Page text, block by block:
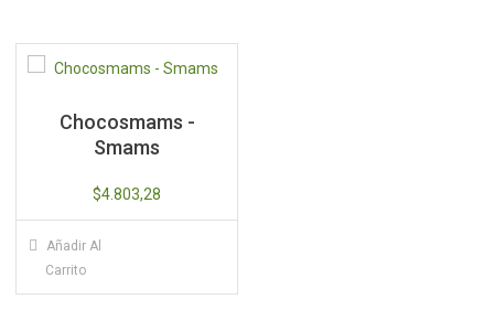
Chocosmams -
Smams
$4.803,28
Añadir Al
Carrito